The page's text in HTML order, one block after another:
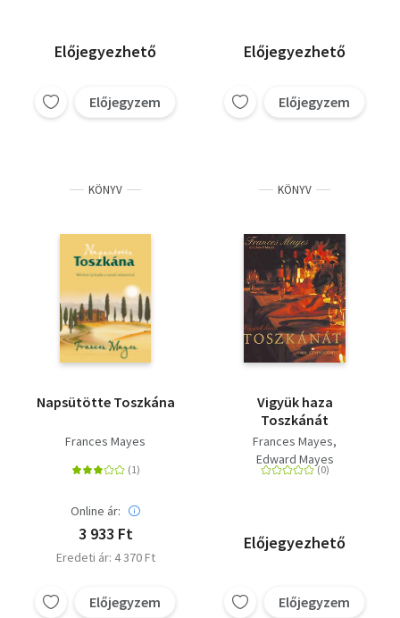
Előjegyezhető
Előjegyzem
Előjegyezhető
Előjegyzem
KÖNYV
Napsütötte Toszkána
Frances Mayes
Online ár:
3 933 Ft
Eredeti ár: 4 370 Ft
Előjegyzem
KÖNYV
Vigyük haza
Toszkánát
Frances Mayes
Edward Mayes
Előjegyezhető
Előjegyzem